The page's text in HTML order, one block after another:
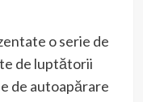
o serie de
de luptătorii
de autoapărare